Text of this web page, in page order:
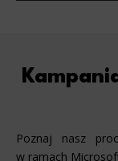
Poznaj nasz
w ramach